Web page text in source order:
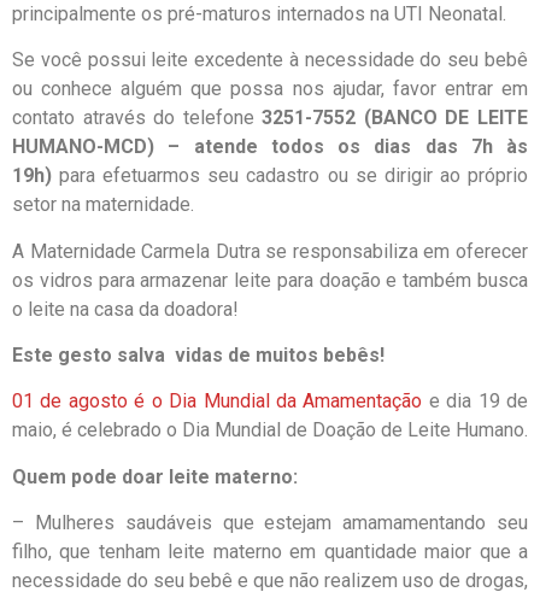
principalmente os pré-maturos internados na UTI Neonatal.
Se você possui leite excedente à necessidade do seu bebê
ou conhece alguém que possa nos ajudar, favor entrar em
contato através do telefone3251-7552 (BANCO DE LEITE
HUMANO-MCD) – atende todos os dias das 7h às
19h) para efetuarmos seu cadastro ou se dirigir ao próprio
setor na maternidade.
A Maternidade Carmela Dutra se responsabiliza em oferecer
os vidros para armazenar leite para doação e também busca
o leite na casa da doadora!
Este gesto salva vidas de muitos bebês!
01 de agosto é o Dia Mundial da Amamentação e dia 19 de
maio, é celebrado o Dia Mundial de Doação de Leite Humano.
Quem pode doar leite materno:
– Mulheres saudáveis que estejam amamamentando seu
filho, que tenham leite materno em quantidade maior que a
necessidade do seu bebê e que não realizem uso de drogas,